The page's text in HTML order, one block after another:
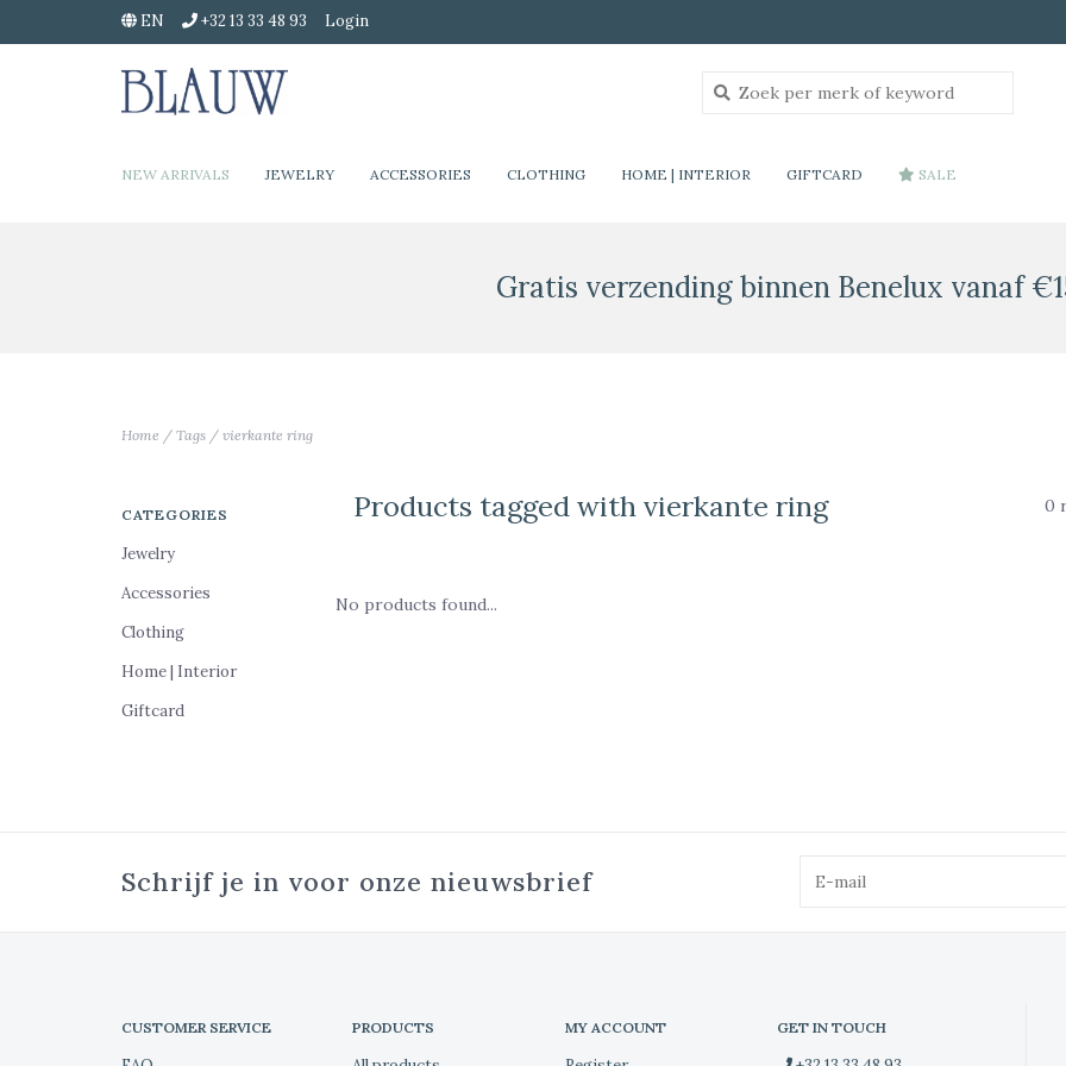
EN +32 13 33 48 93 Login
NEW ARRIVALS JEWELRY ACCESSORIES CLOTHING HOME | INTERIOR GIFTCARD SALE
Gratis verzending binnen Benelux vanaf
Home / Tags / vierkante ring
CATEGORIES
Jewelry
Accessories
Clothing
Home | Interior
Giftcard
Products tagged with vierkante ring 0
No products found...
Schrijf je in voor onze nieuwsbrief
CUSTOMER SERVICE PRODUCTS MY ACCOUNT GET IN TOUCH